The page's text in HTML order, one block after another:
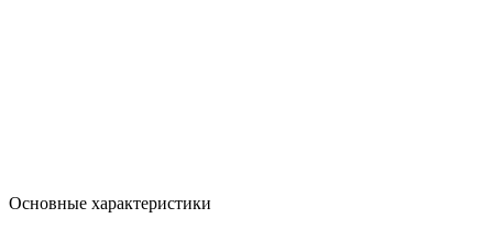
Основные характеристики